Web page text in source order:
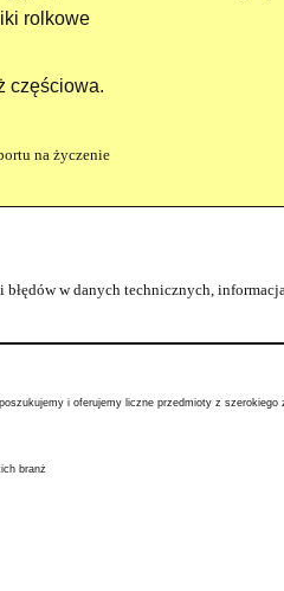
rolkowe
częściowa.
na życzenie
błędów w danych technicznych,
i oferujemy liczne przedmioty z szerokiego
branż